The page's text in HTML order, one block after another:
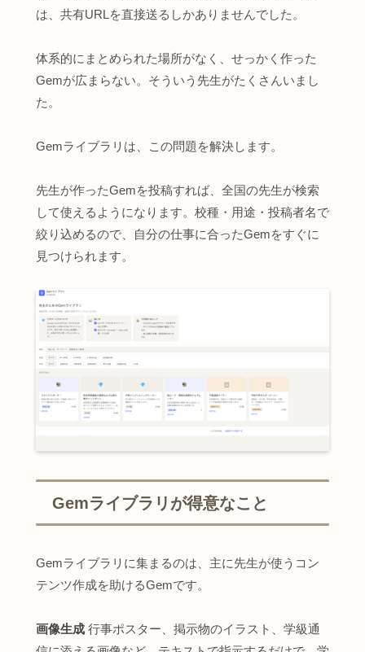
は、共有URLを直接送るしかありませんでした。
体系的にまとめられた場所がなく、せっかく作った
Gemが広まらない。そういう先生がたくさんいまし
た。
Gemライブラリは、この問題を解決します。
先生が作ったGemを投稿すれば、全国の先生が検索
して使えるようになります。校種・用途・投稿者名で
絞り込めるので、自分の仕事に合ったGemをすぐに
見つけられます。
Gemライブラリが得意なこと
Gemライブラリに集まるのは、主に先生が使うコン
テンツ作成を助けるGemです。
画像生成 行事ポスター、掲示物のイラスト、学級通